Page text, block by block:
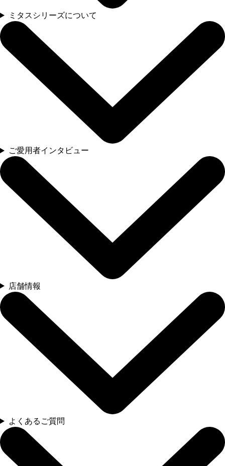
ミタスシリーズについて
ご愛用者インタビュー
店舗情報
よくあるご質問